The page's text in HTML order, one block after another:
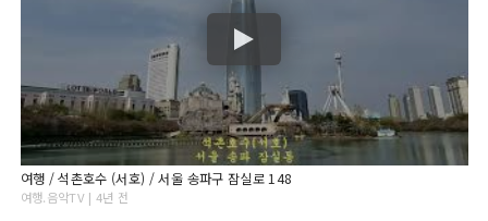
여행 / 석촌호수 (서호) / 서울 송파구 잠실로 148
여행.음악TV | 4년 전